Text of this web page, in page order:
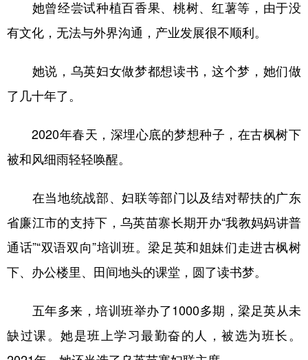
她曾经尝试种植百香果、桃树、红薯等，由于没
有文化，无法与外界沟通，产业发展很不顺利。
她说，乌英妇女做梦都想读书，这个梦，她们做
了几十年了。
2020年春天，深埋心底的梦想种子，在古枫树下
被和风细雨轻轻唤醒。
在当地统战部、妇联等部门以及结对帮扶的广东
省廉江市的支持下，乌英苗寨长期开办“我教妈妈讲普
通话”“双语双向”培训班。梁足英和姐妹们走进古枫树
下、办公楼里、田间地头的课堂，圆了读书梦。
五年多来，培训班举办了1000多期，梁足英从未
缺过课。她是班上学习最勤奋的人，被选为班长。